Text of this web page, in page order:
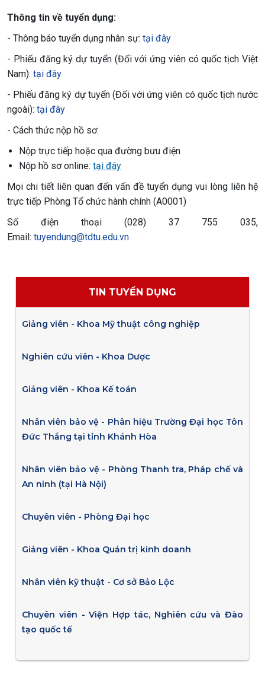
Thông tin về tuyển dụng:
- Thông báo tuyển dụng nhân sự: tại đây
- Phiếu đăng ký dự tuyển (Đối với ứng viên có quốc tịch Việt
Nam): tại đây
- Phiếu đăng ký dự tuyển (Đối với ứng viên có quốc tịch nước
ngoài): tại đây
- Cách thức nộp hồ sơ:
Nộp trực tiếp hoặc qua đường bưu điện
Nộp hồ sơ online: tại đây
Mọi chi tiết liên quan đến vấn đề tuyển dụng vui lòng liên hệ
trực tiếp Phòng Tổ chức hành chính (A0001)
Số điện thoại (028) 37 755 035,
Email: tuyendung@tdtu.edu.vn
TIN TUYỂN DỤNG
Giảng viên - Khoa Mỹ thuật công nghiệp
Nghiên cứu viên - Khoa Dược
Giảng viên - Khoa Kế toán
Nhân viên bảo vệ - Phân hiệu Trường Đại học Tôn
Đức Thắng tại tỉnh Khánh Hòa
Nhân viên bảo vệ - Phòng Thanh tra, Pháp chế và
An ninh (tại Hà Nội)
Chuyên viên - Phòng Đại học
Giảng viên - Khoa Quản trị kinh doanh
Nhân viên kỹ thuật - Cơ sở Bảo Lộc
Chuyên viên - Viện Hợp tác, Nghiên cứu và Đào
tạo quốc tế